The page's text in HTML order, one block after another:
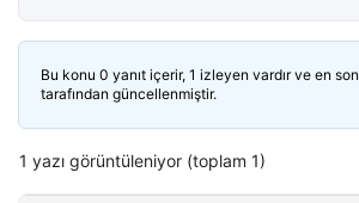
Bu konu 0 yanıt içerir, 1 izleyen vardır ve en son
tarafından güncellenmiştir.
1 yazı görüntüleniyor (toplam 1)